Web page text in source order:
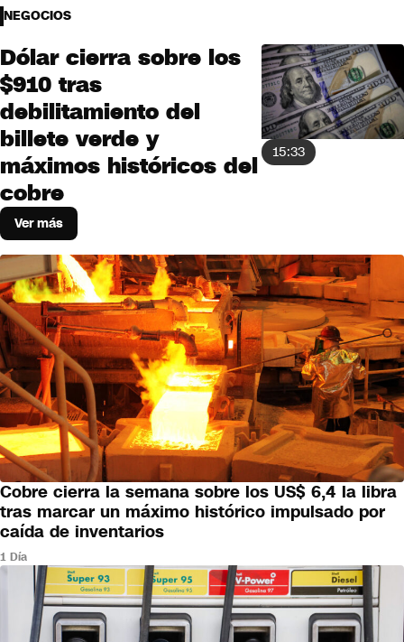
NEGOCIOS
Dólar cierra sobre los
$910 tras
debilitamiento del
billete verde y
máximos históricos del
cobre
Ver más
15:33
NEGOCIOS
Cobre cierra la semana sobre los US$ 6,4 la libra
tras marcar un máximo histórico impulsado por
caída de inventarios
1 Día